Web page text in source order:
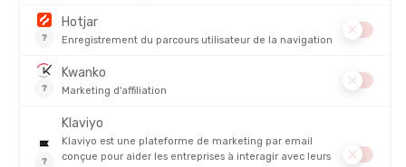
EN STOCK - EXPÉDIÉ EN 24/48H
VOLUME :3 L
CONFORT